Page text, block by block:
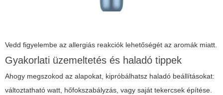
Vedd figyelembe az allergiás reakciók lehetőségét az aromák miatt.
Gyakorlati üzemeltetés és haladó tippek
Ahogy megszokod az alapokat, kipróbálhatsz haladó beállításokat:
változtatható watt, hőfokszabályzás, vagy saját tekercsek építése.